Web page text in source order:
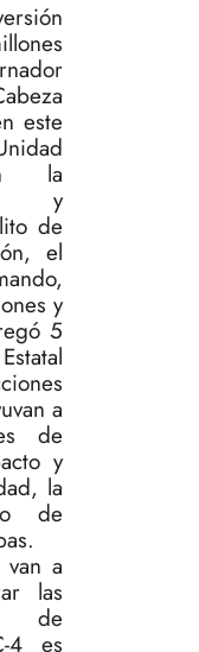
este
la
y
de
el
y
5
a
de
y
la
de
van a
las
de
4 es